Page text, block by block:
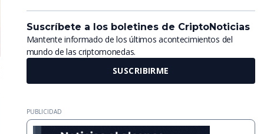
Suscríbete a los boletines de CriptoNoticias
Mantente informado de los últimos acontecimientos del
mundo de las criptomonedas.
SUSCRIBIRME
PUBLICIDAD